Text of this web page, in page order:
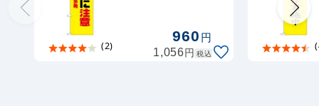
定番のぼり竿 オリジナルのぼりポール
1.6～3m 伸縮式 水色 (30537SBL)
367
(2)
960円
1,056円 税込